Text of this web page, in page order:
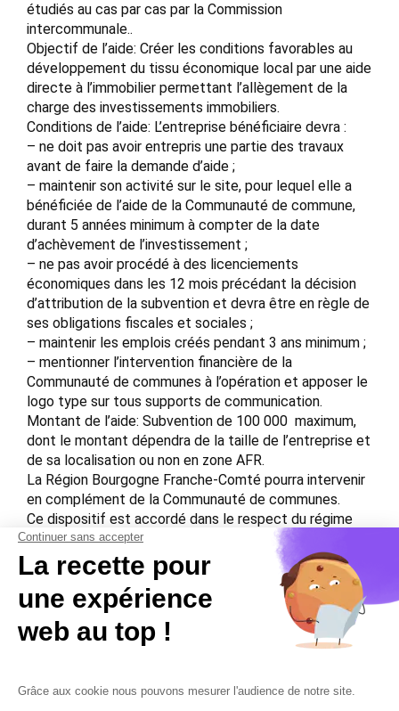
étudiés au cas par cas par la Commission
intercommunale..
Objectif de l’aide: Créer les conditions favorables au
développement du tissu économique local par une aide
directe à l’immobilier permettant l’allègement de la
charge des investissements immobiliers.
Conditions de l’aide: L’entreprise bénéficiaire devra :
– ne doit pas avoir entrepris une partie des travaux
avant de faire la demande d’aide ;
– maintenir son activité sur le site, pour lequel elle a
bénéficiée de l’aide de la Communauté de commune,
durant 5 années minimum à compter de la date
d’achèvement de l’investissement ;
– ne pas avoir procédé à des licenciements
économiques dans les 12 mois précédant la décision
d’attribution de la subvention et devra être en règle de
ses obligations fiscales et sociales ;
– maintenir les emplois créés pendant 3 ans minimum ;
– mentionner l’intervention financière de la
Communauté de communes à l’opération et apposer le
logo type sur tous supports de communication.
Montant de l’aide: Subvention de 100 000  maximum,
dont le montant dépendra de la taille de l’entreprise et
de sa localisation ou non en zone AFR.
La Région Bourgogne Franche-Comté pourra intervenir
en complément de la Communauté de communes.
Ce dispositif est accordé dans le respect du régime
européen d’exemption par catégorie ‘de minimis’ qui
limite à 200 000  sur 3 exercices consécutifs le
montant total d’aides publiques accordé par
entreprise.
Source: